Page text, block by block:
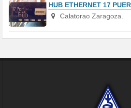
HUB ETHERNET 17
Calatorao Zaragoza.